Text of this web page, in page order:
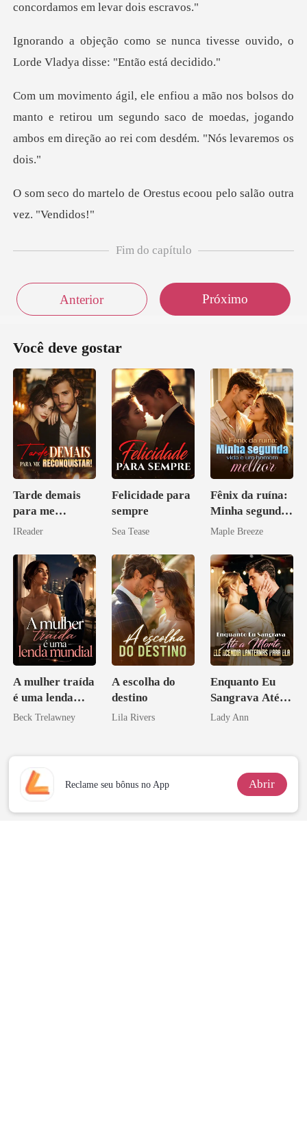
concor
ca tivesse ouvido, o
Lorde Vlad
anto e retirou um segundo saco de moedas, jogando
ambos
Orestus ecoou pelo salã
Fim do capítulo
Anterior Próximo
Você deve gostar
Tarde demais
para me
reconquistar!
IReader
Felicidade para
sempre
Sea Tease
Fênix da ruína:
Minha segunda
vida e um
Maple Breeze
A mulher traída
é uma lenda
mundial
Beck Trelawney
A escolha do
destino
Lila Rivers
Enquanto Eu
Sangrava Até a
Morte, Ele
Ela
Lady Ann
Reclame seu bônus no App Abrir